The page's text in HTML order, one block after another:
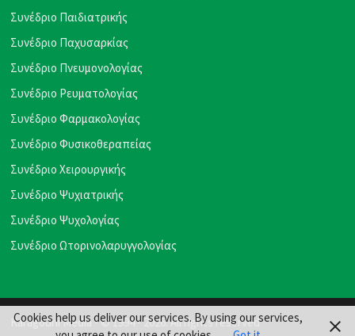
Συνέδριο Παιδιατρικής
Συνέδριο Παχυσαρκίας
Συνέδριο Πνευμονολογίας
Συνέδριο Ρευματολογίας
Συνέδριο Φαρμακολογίας
Συνέδριο Φυσικοθεραπείας
Συνέδριο Χειρουργικής
Συνέδριο Ψυχιατρικής
Συνέδριο Ψυχολογίας
Συνέδριο Ωτορινολαρυγγολογίας
Karagouni Media- © 1994 - 2026. All rights reserved
Cookies help us deliver our services. By using our services,